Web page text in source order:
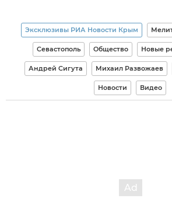
Эксклюзивы РИА Новости Крым
Севастополь Общество Новые
Андрей Сигута Михаил Развожаев
Новости Видео